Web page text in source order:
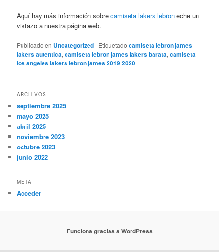
Aquí hay más información sobrecamiseta lakers lebron eche un
vistazo a nuestra página web.
Publicado en Uncategorized | Etiquetado camiseta lebron james
lakers autentica,camiseta lebron james lakers barata,camiseta
los angeles lakers lebron james 2019 2020
ARCHIVOS
septiembre 2025
mayo 2025
abril 2025
noviembre 2023
octubre 2023
junio 2022
META
Acceder
Funciona gracias a WordPress